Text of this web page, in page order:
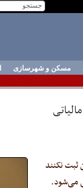
مسکن و شهرسازی
ثبت نکنند
می‌شود.